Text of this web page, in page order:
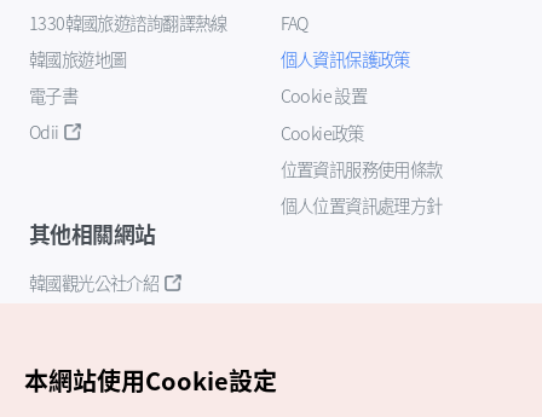
1330韓國旅遊諮詢翻譯熱線
韓國旅遊地圖
電子書
Odii
FAQ
個人資訊保護政策
Cookie 設置
Cookie政策
位置資訊服務使用條款
個人位置資訊處理方針
其他相關網站
韓國觀光公社介紹
本網站使用Cookie設定